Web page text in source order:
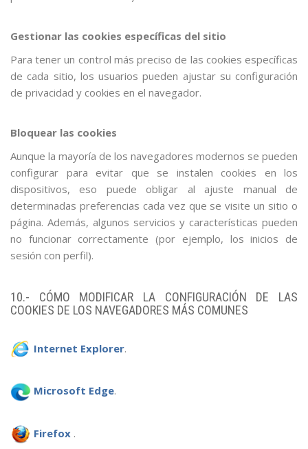
Gestionar las cookies específicas del sitio
Para tener un control más preciso de las cookies específicas
de cada sitio, los usuarios pueden ajustar su configuración
de privacidad y cookies en el navegador.
Bloquear las cookies
Aunque la mayoría de los navegadores modernos se pueden
configurar para evitar que se instalen cookies en los
dispositivos, eso puede obligar al ajuste manual de
determinadas preferencias cada vez que se visite un sitio o
página. Además, algunos servicios y características pueden
no funcionar correctamente (por ejemplo, los inicios de
sesión con perfil).
10.- CÓMO MODIFICAR LA CONFIGURACIÓN DE LAS
COOKIES DE LOS NAVEGADORES MÁS COMUNES
Internet Explorer.
Microsoft Edge.
Firefox .